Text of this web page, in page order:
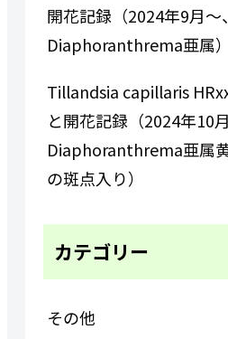
開花記録（2024年9月～、
Diaphoranthrema亜属）
Tillandsia capillaris
と開花記録（2024年10月
Diaphoranthrema亜属
の斑点入り）
カテゴリー
その他